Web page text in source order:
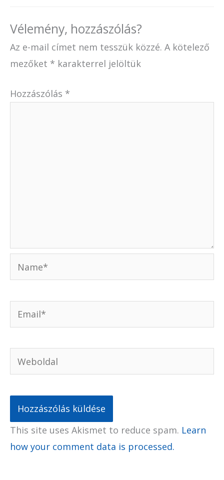
Vélemény, hozzászólás?
Az e-mail címet nem tesszük közzé. A kötelező
mezőket * karakterrel jelöltük
Hozzászólás *
Name*
Email*
Weboldal
This site uses Akismet to reduce spam. Learn
how your comment data is processed.